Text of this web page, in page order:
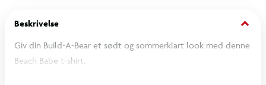
Beskrivelse keyboard_arrow_down
Giv din Build-A-Bear et sødt og sommerklart look med denne
Beach Babe t-shirt.